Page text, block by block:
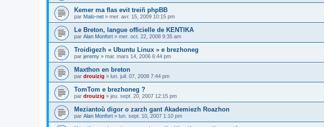
Kemer ma flas evit treiñ phpBB
par Malo-net » mer. avr. 15, 2009 10:15 pm
Le Breton, langue officielle de KENTIKA
par Alan Monfort » mer. oct. 22, 2008 9:35 am
Troidigezh « Ubuntu Linux » e brezhoneg
par jeremy » mar. mars 14, 2006 6:44 pm
Maxthon en breton
par drouizig » lun. juil. 07, 2008 7:44 pm
TomTom e brezhoneg ?
par drouizig » jeu. sept. 20, 2007 12:15 pm
Meziantoù digor o zarzh gant Akademiezh Roazhon
par Alan Monfort » lun. sept. 10, 2007 1:10 pm